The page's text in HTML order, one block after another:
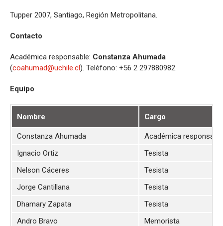
Tupper 2007, Santiago, Región Metropolitana.
Contacto
Académica responsable: Constanza Ahumada
(coahumad@uchile.cl). Teléfono: +56 2 297880982.
Equipo
Nombre Cargo
Constanza Ahumada
Académica responsable
Ignacio Ortiz
Tesista
Nelson Cáceres
Tesista
Jorge Cantillana
Tesista
Dhamary Zapata
Tesista
Andro Bravo
Memorista